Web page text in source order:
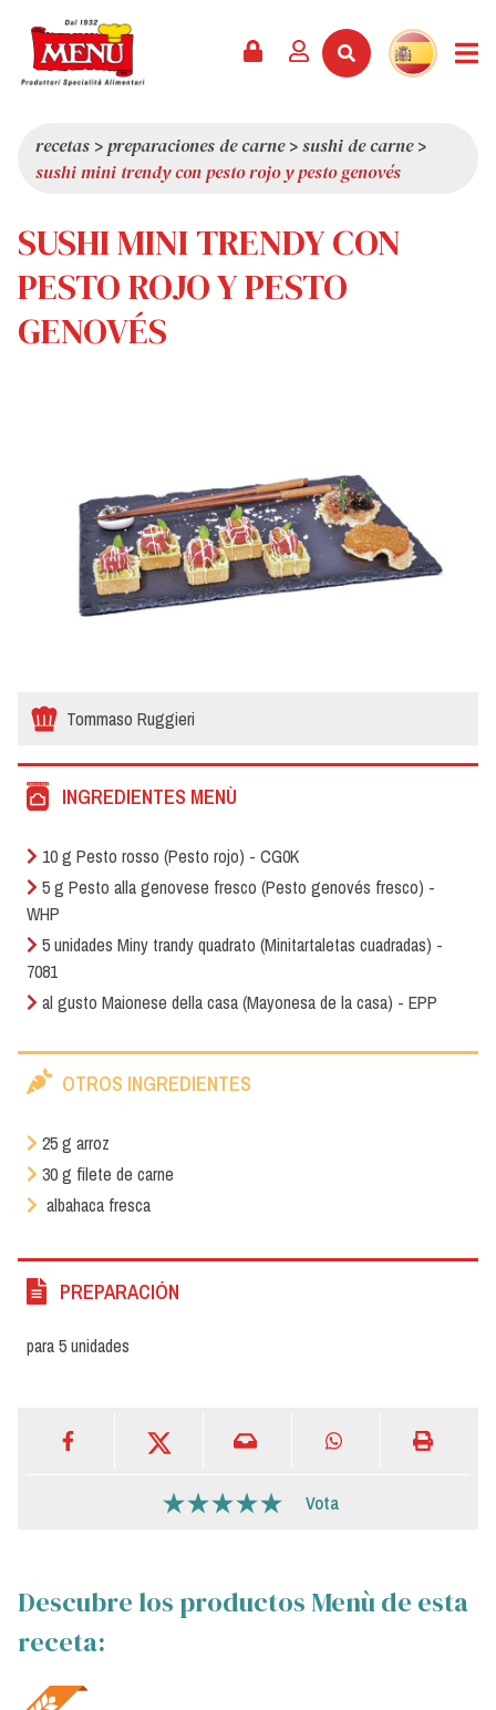
CATÁLOGO
SERVICIOS
ÚLTIMAS NOVEDADES
PREMIOS
RESEÑA DE LA PRENSA
QUIÉNES SOMOS
CALIDAD
VALORES
CURIOSIDADES
SHOWROOM
TRABAJA CON NOSOTROS
recetas >preparaciones de carne>sushi de carne>
sushi mini trendy con pesto rojo y pesto genovés
SUSHI MINI TRENDY CON
PESTO ROJO Y PESTO
GENOVÉS
Tommaso Ruggieri
INGREDIENTES MENÙ
10 g Pesto rosso (Pesto rojo) - CG0K
5 g Pesto alla genovese fresco (Pesto genovés fresco) -
WHP
5 unidades Miny trandy quadrato (Minitartaletas cuadradas) -
7081
al gusto Maionese della casa (Mayonesa de la casa) - EPP
OTROS INGREDIENTES
25 g arroz
30 g filete de carne
albahaca fresca
PREPARACIÓN
para 5 unidades
Vota
Descubre los productos Menù de esta
receta: